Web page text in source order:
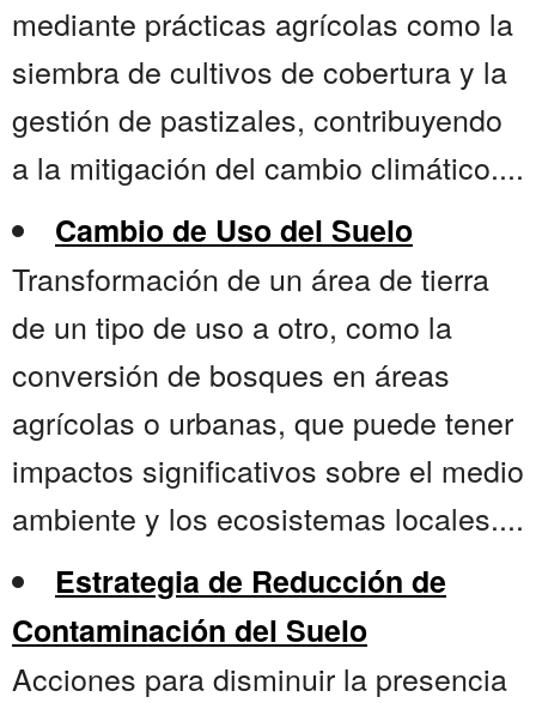
mediante prácticas agrícolas como la
siembra de cultivos de cobertura y la
gestión de pastizales, contribuyendo
a la mitigación del cambio climático....
Cambio de Uso del Suelo
Transformación de un área de tierra
de un tipo de uso a otro, como la
conversión de bosques en áreas
agrícolas o urbanas, que puede tener
impactos significativos sobre el medio
ambiente y los ecosistemas locales....
Estrategia de Reducción de
Contaminación del Suelo
Acciones para disminuir la presencia